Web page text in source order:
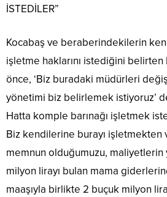
İSTEDİLER”
Kocabaş ve beraberindekilerin
işletme haklarını istediğini belirten
önce, ‘Biz buradaki müdürleri
yönetimi biz belirlemek istiyoruz’
Hatta komple barınağı işletmek
Biz kendilerine burayı
memnun olduğumuzu, maliyetlerin
milyon lirayı bulan mama
maaşıyla birlikte 2 buçuk milyon